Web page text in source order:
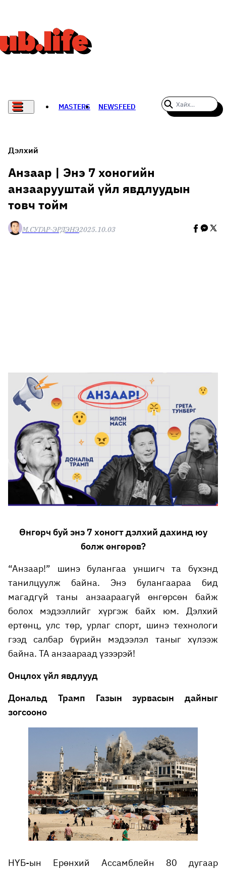
MASTERS NEWSFEED
THE NEW YORK TIMES
НАДАД НЭГ САНАЛ БАЙНА
Дэлхий
Анзаар | Энэ 7 хоногийн
анзаарууштай үйл явдлуудын
товч тойм
М.СУГАР-ЭРДЭНЭ2025.10.03
Өнгөрч буй энэ 7 хоногт дэлхий дахинд юу
болж өнгөрөв?
“Анзаар!” шинэ булангаа уншигч та бүхэнд
танилцуулж байна. Энэ булангаараа бид
магадгүй таны анзаараагүй өнгөрсөн байж
болох мэдээллийг хүргэж байх юм. Дэлхий
ертөнц, улс төр, урлаг спорт, шинэ технологи
гээд салбар бүрийн мэдээлэл таныг хүлээж
байна. ТА анзаараад үзээрэй!
Онцлох үйл явдлууд
Дональд Трамп Газын зурвасын дайныг
зогсооно
НҮБ-ын Ерөнхий Ассамблейн 80 дугаар